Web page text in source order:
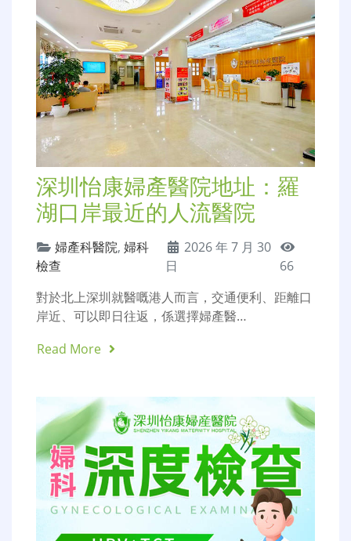
深圳怡康婦產醫院地址：羅
湖口岸最近的人流醫院
婦產科醫院, 婦科
檢查
2026 年 7 月 30
日
66
對於北上深圳就醫嘅港人而言，交通便利、距離口
岸近、可以即日往返，係選擇婦產醫…
Read More